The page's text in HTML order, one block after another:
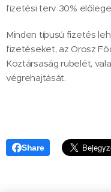
fizetési terv 30%
Minden típusú fizetés
fizetéseket, az Orosz
Köztársaság rubelét,
végrehajtását.
Share